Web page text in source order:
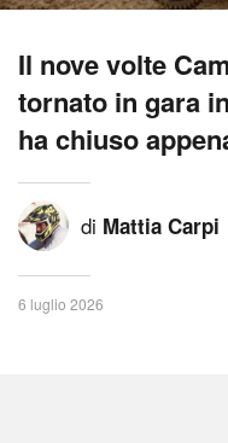
Il nove volte
tornato in gara
ha chiuso
di Mattia Carpi
6 luglio 2026